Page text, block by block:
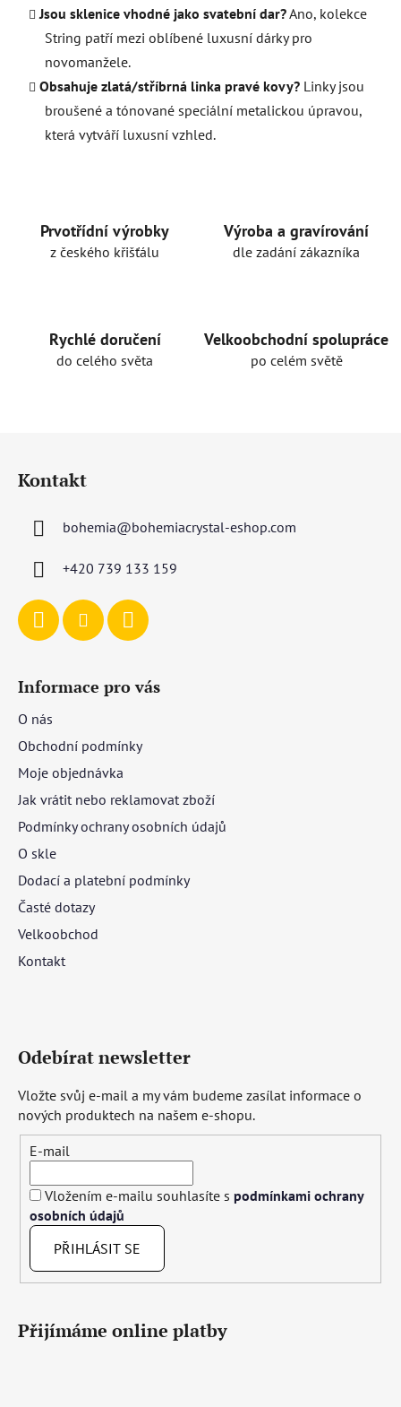
Jsou sklenice vhodné jako svatební dar?Ano, kolekce
String patří mezi oblíbené luxusní dárky pro
novomanžele.
Obsahuje zlatá/stříbrná linka pravé kovy? Linky jsou
broušené a tónované speciální metalickou úpravou,
která vytváří luxusní vzhled.
Prvotřídní výrobky
z českého křišťálu
Výroba a gravírování
dle zadání zákazníka
Rychlé doručení
do celého světa
Velkoobchodní spolupráce
po celém světě
Kontakt
bohemia@bohemiacrystal-eshop.com
+420 739 133 159
Informace pro vás
O nás
Obchodní podmínky
Moje objednávka
Jak vrátit nebo reklamovat zboží
Podmínky ochrany osobních údajů
O skle
Dodací a platební podmínky
Časté dotazy
Velkoobchod
Kontakt
Odebírat newsletter
Vložte svůj e-mail a my vám budeme zasílat informace o
nových produktech na našem e-shopu.
E-mail
Vložením e-mailu souhlasíte s podmínkami ochrany
osobních údajů
PŘIHLÁSIT SE
Přijímáme online platby